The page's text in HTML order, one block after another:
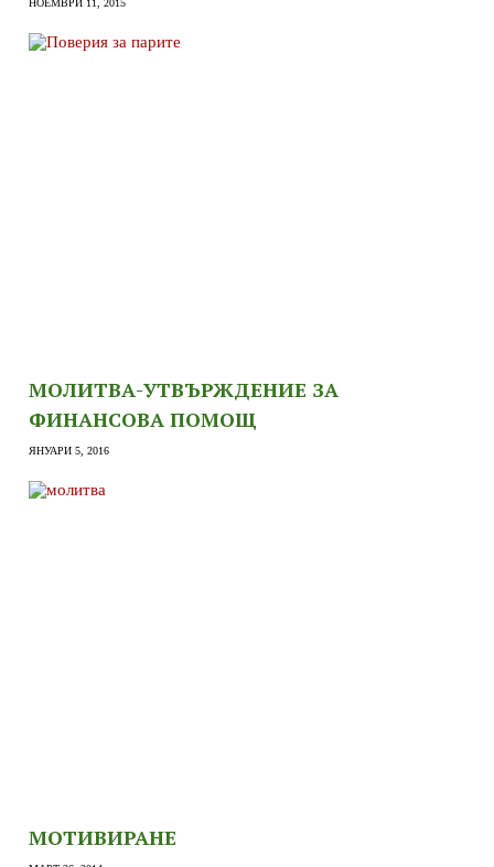
НОЕМВРИ 11, 2015
МОЛИТВА-УТВЪРЖДЕНИЕ ЗА
ФИНАНСОВА ПОМОЩ
ЯНУАРИ 5, 2016
МОТИВИРАНЕ